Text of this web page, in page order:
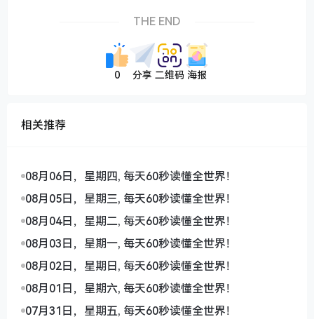
THE END
0 分享 二维码 海报
相关推荐
08月06日，星期四, 每天60秒读懂全世界！
08月05日，星期三, 每天60秒读懂全世界！
08月04日，星期二, 每天60秒读懂全世界！
08月03日，星期一, 每天60秒读懂全世界！
08月02日，星期日, 每天60秒读懂全世界！
08月01日，星期六, 每天60秒读懂全世界！
07月31日，星期五, 每天60秒读懂全世界！